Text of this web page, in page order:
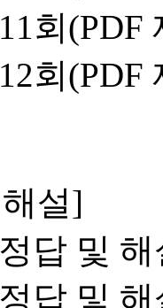
회(PDF
회(PDF
설]
답 및 해
답 및 해